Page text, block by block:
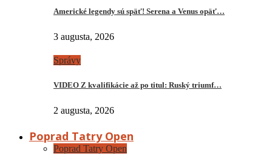
Americké legendy sú späť! Serena a Venus opäť…
3 augusta, 2026
Správy
VIDEO Z kvalifikácie až po titul: Ruský triumf…
2 augusta, 2026
Poprad Tatry Open
Poprad Tatry Open